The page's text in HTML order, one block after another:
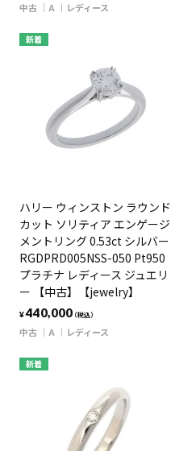
中古 A レディース
新着
ハリー ウィンストン ラウンド
カット ソリティア エンゲージ
メントリング 0.53ct シルバー
RGDPRD005NSS-050 Pt950
プラチナ レディース ジュエリ
ー 【中古】【jewelry】
¥440,000（税込）
中古 A レディース
新着